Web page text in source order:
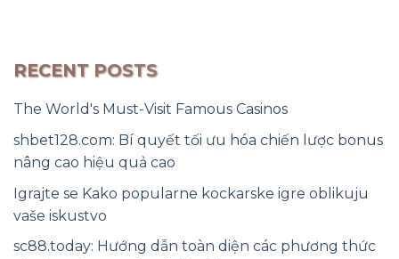
RECENT POSTS
The World's Must-Visit Famous Casinos
shbet128.com: Bí quyết tối ưu hóa chiến lược bonus
nâng cao hiệu quả cao
Igrajte se Kako popularne kockarske igre oblikuju
vaše iskustvo
sc88.today: Hướng dẫn toàn diện các phương thức